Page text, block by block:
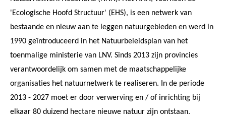
'Ecologische Hoofd Structuur' (EHS), is een netwerk van
bestaande en nieuw aan te leggen natuurgebieden en werd in
1990 geïntroduceerd in het Natuurbeleidsplan van het
toenmalige ministerie van LNV. Sinds 2013 zijn provincies
verantwoordelijk om samen met de maatschappelijke
organisaties het natuurnetwerk te realiseren. In de periode
2013 - 2027 moet er door verwerving en / of inrichting bij
elkaar 80 duizend hectare nieuwe natuur zijn ontstaan.